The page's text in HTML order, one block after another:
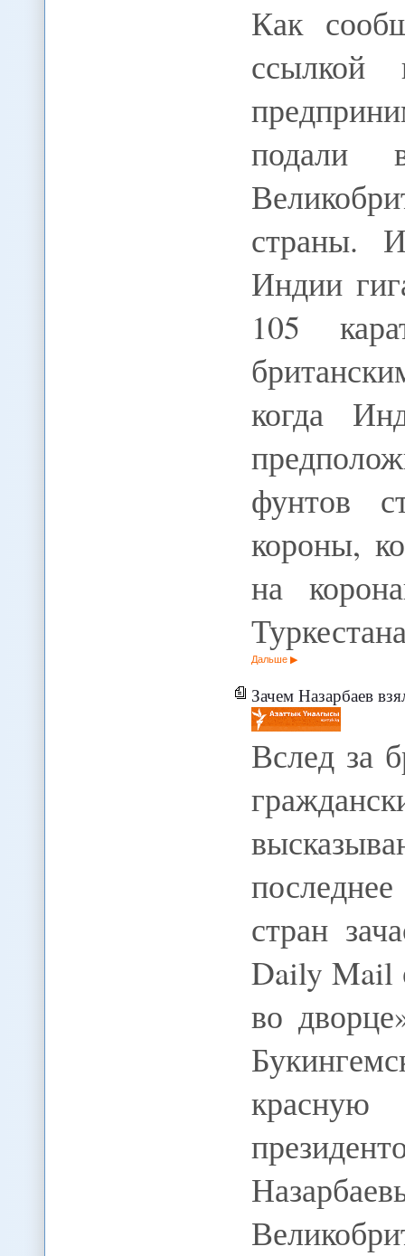
Как
страны.
Индии
105
когда
фунтов
короны,
на
Дальше
Зачем Назарбаев
Вслед за
стран
Daily Mail
во
красную